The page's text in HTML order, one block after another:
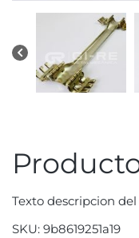
Texto descripcion
SKU: 9b8619251a19